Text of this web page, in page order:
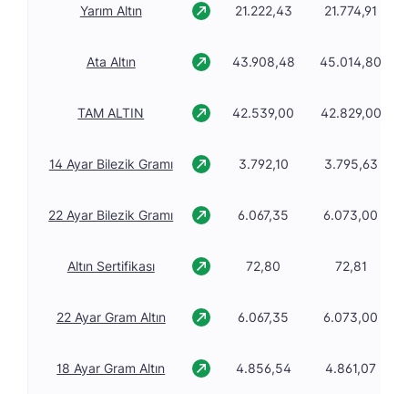
Yarım Altın 21.222,43 21.774,91
Ata Altın 43.908,48 45.014,80
TAM ALTIN 42.539,00 42.829,00
14 Ayar Bilezik Gramı 3.792,10 3.795,63
22 Ayar Bilezik Gramı 6.067,35 6.073,00
Altın Sertifikası 72,80 72,81
22 Ayar Gram Altın 6.067,35 6.073,00
18 Ayar Gram Altın 4.856,54 4.861,07